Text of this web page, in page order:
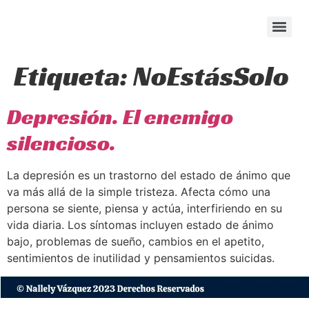
Etiqueta:NoEstásSolo
Depresión. El enemigo
silencioso.
La depresión es un trastorno del estado de ánimo que
va más allá de la simple tristeza. Afecta cómo una
persona se siente, piensa y actúa, interfiriendo en su
vida diaria. Los síntomas incluyen estado de ánimo
bajo, problemas de sueño, cambios en el apetito,
sentimientos de inutilidad y pensamientos suicidas.